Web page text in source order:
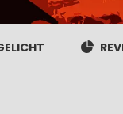
nieuws, reviews,